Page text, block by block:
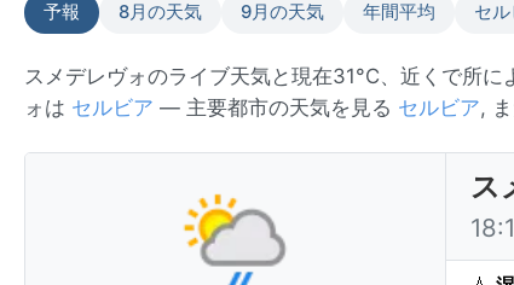
予報 8月の天気 9月の天気 年間平均 セ
スメデレヴォのライブ天気と現在31°C、近くで所
ォは セルビア — 主要都市の天気を見る セルビア,
ス